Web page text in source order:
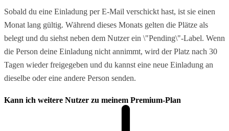
Sobald du eine Einladung per E-Mail verschickt hast, ist sie einen
Monat lang gültig. Während dieses Monats gelten die Plätze als
belegt und du siehst neben dem Nutzer ein \"Pending\"-Label. Wenn
die Person deine Einladung nicht annimmt, wird der Platz nach 30
Tagen wieder freigegeben und du kannst eine neue Einladung an
dieselbe oder eine andere Person senden.
Kann ich weitere Nutzer zu meinem Premium-Plan